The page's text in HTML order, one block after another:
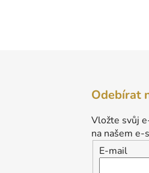
Odebírat
Vložte svůj
na našem e-
E-mail